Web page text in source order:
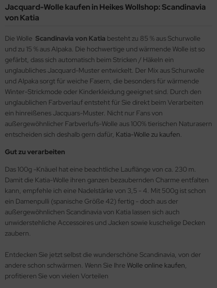
Jacquard-Wolle kaufen in Heikes Wollshop: Scandinavia
von Katia
Die Wolle Scandinavia von Katia besteht zu 85 % aus Schurwolle
und zu 15 % aus Alpaka. Die hochwertige und wärmende Wolle ist so
gefärbt, dass sich automatisch beim Stricken / Häkeln ein
unglaubliches Jacquard-Muster entwickelt. Der Mix aus Schurwolle
und Alpaka sorgt für weiche Fasern, die besonders für wärmende
Winter-Strickmode oder Kinderkleidung geeignet sind. Durch den
unglaublichen Farbverlauf entsteht für Sie direkt beim Verarbeiten
ein hinreißenes Jacquars-Muster. Nicht nur Fans von
außergewöhnlicher Farbverlufs-Wolle aus 100% tierischen Naturasern
entscheiden sich deshalb gern dafür, Katia-Wolle zu kaufen.
Gut zu verarbeiten
Das 100g -Knäuel hat eine beachtliche Lauflänge von ca. 230 m.
Damit die Katia-Wolle ihren ganzen bezaubernden Charme entfalten
kann, empfehle ich eine Nadelstärke von 3,5 - 4. Mit 500g ist schon
ein Damenpulli (spanische Größe 42) fertig - doch aus der
außergewöhnlichen Scandinavia von Katia lassen sich auch
unwiderstehliche Accessoires und Jacken sowie kuschelige Decken
zaubern.
Entdecken Sie jetzt selbst die wunderschöne Scandinavia, von der
andere schon schwärmen. Wenn Sie Ihre Wolle online kaufen,
profitieren Sie von vielen Vorteilen